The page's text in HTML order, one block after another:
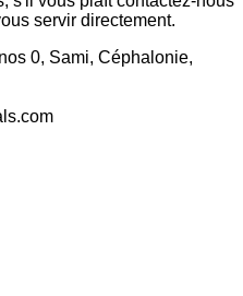
servir directement.
0, Sami, Céphalonie,